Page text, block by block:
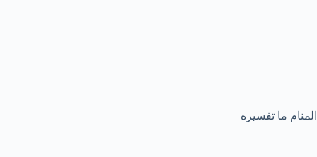
المنام ما تفسيره